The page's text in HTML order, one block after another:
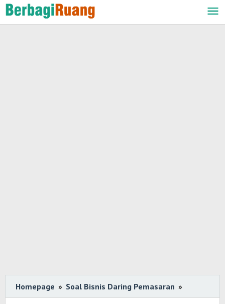
Lewati
ke
Homepage » Soal Bisnis Daring Pemasaran »
Soal